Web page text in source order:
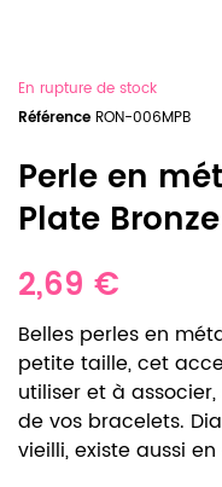
En rupture de stock
Référence RON-006MPB
Perle en
Plate
2,69 €
Belles perles en
petite taille, cet
utiliser et à
de vos bracelets.
vieilli, existe aussi